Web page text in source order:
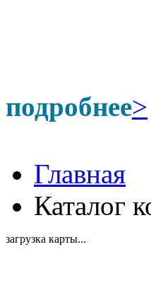
подробнее>
Главная
Каталог
загрузка карты...